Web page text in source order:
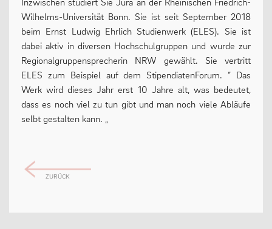
Wilhelms-Universität Bonn. Sie ist seit September 2018
beim Ernst Ludwig Ehrlich Studienwerk (ELES). Sie ist
dabei aktiv in diversen Hochschulgruppen und wurde zur
Regionalgruppensprecherin NRW gewählt. Sie vertritt
ELES zum Beispiel auf dem StipendiatenForum. “ Das
Werk wird dieses Jahr erst 10 Jahre alt, was bedeutet,
dass es noch viel zu tun gibt und man noch viele Abläufe
selbt gestalten kann. „
ZURÜCK